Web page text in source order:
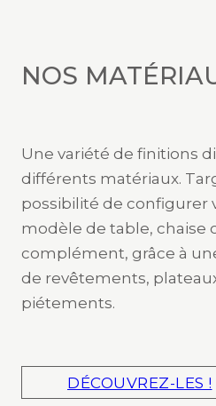
NOS
Une variété de finitions
différents matériaux.
possibilité de configurer
modèle de table, chaise
complément, grâce à
de revêtements,
piétements.
DÉCOUVREZ-LES !